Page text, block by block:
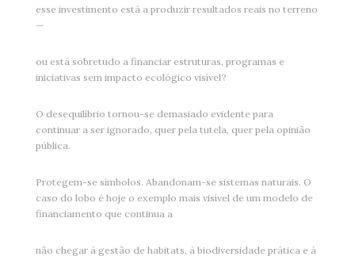
esse investimento está a produzir resultados reais no terreno
—
ou está sobretudo a financiar estruturas, programas e
iniciativas sem impacto ecológico visível?
O desequilíbrio tornou-se demasiado evidente para
continuar a ser ignorado, quer pela tutela, quer pela opinião
pública.
Protegem-se símbolos. Abandonam-se sistemas naturais. O
caso do lobo é hoje o exemplo mais visível de um modelo de
financiamento que continua a
não chegar à gestão de habitats, à biodiversidade prática e à